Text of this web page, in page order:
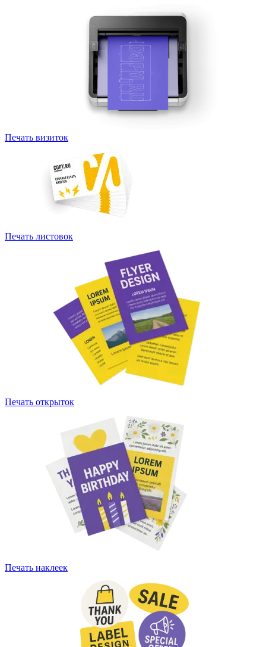
Печать визиток
Печать листовок
Печать открыток
Печать наклеек